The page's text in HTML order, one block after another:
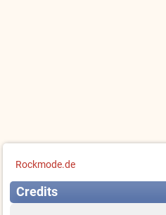
Rockmode.de
Credits